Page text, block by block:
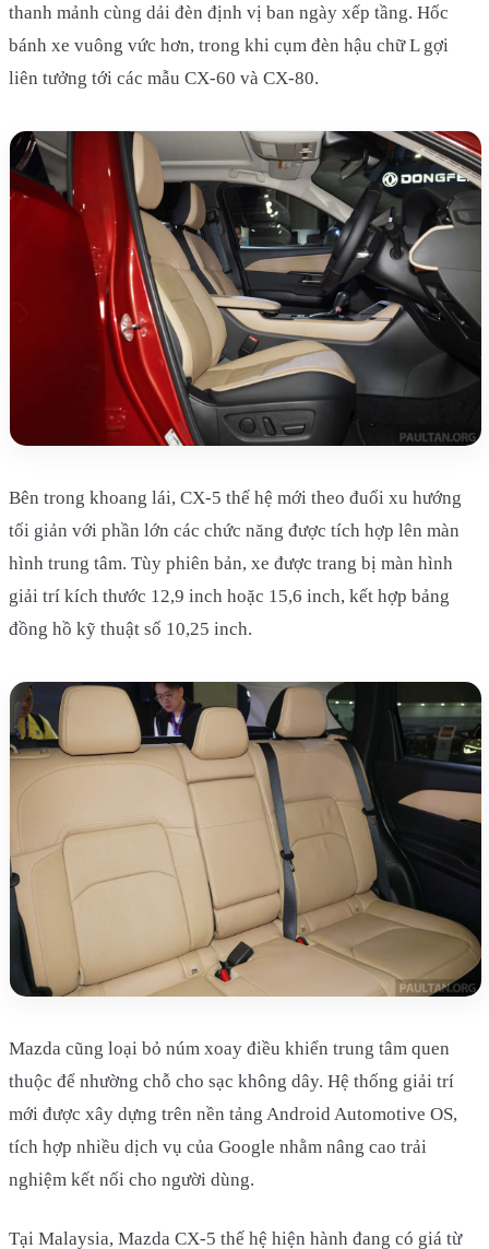
thanh mảnh cùng dải đèn định vị ban ngày xếp tầng. Hốc
bánh xe vuông vức hơn, trong khi cụm đèn hậu chữ L gợi
liên tưởng tới các mẫu CX-60 và CX-80.
Bên trong khoang lái, CX-5 thế hệ mới theo đuổi xu hướng
tối giản với phần lớn các chức năng được tích hợp lên màn
hình trung tâm. Tùy phiên bản, xe được trang bị màn hình
giải trí kích thước 12,9 inch hoặc 15,6 inch, kết hợp bảng
đồng hồ kỹ thuật số 10,25 inch.
Mazda cũng loại bỏ núm xoay điều khiển trung tâm quen
thuộc để nhường chỗ cho sạc không dây. Hệ thống giải trí
mới được xây dựng trên nền tảng Android Automotive OS,
tích hợp nhiều dịch vụ của Google nhằm nâng cao trải
nghiệm kết nối cho người dùng.
Tại Malaysia, Mazda CX-5 thế hệ hiện hành đang có giá từ